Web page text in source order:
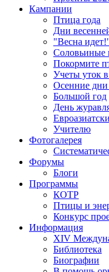
Кампании
Птица года
Дни
"Весна
Соловьиные
Покормите
Учеты уток
Осенние
Большой год
День
Учителю
Фотогалерея
Форумы
Блоги
Программы
КОТР
Птицы и
Конкурс
Информация
XIV
Библиотека
Биографии